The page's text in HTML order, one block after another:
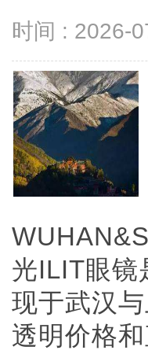
时间 : 2026-
光ILIT眼镜
现于武汉
透明价格